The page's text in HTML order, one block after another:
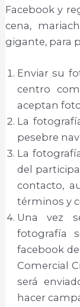
Facebook y
cena,
gigante, para
Enviar su
centro
aceptan
La
pesebre
La
del
contacto,
términos y
Una vez
fotografía
facebook
Comercial
será
hacer